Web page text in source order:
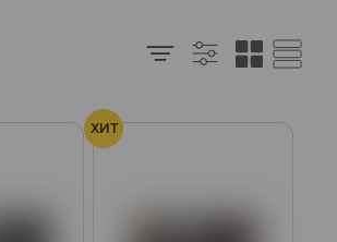
ХИТ